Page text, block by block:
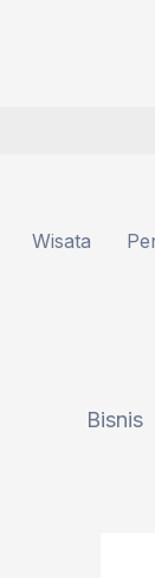
Wisata
Bisnis